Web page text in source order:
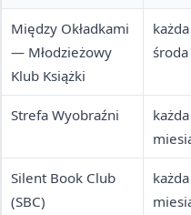
Między Okładkami
— Młodzieżowy
Klub Książki
Strefa Wyobraźni
Silent Book Club
(SBC)